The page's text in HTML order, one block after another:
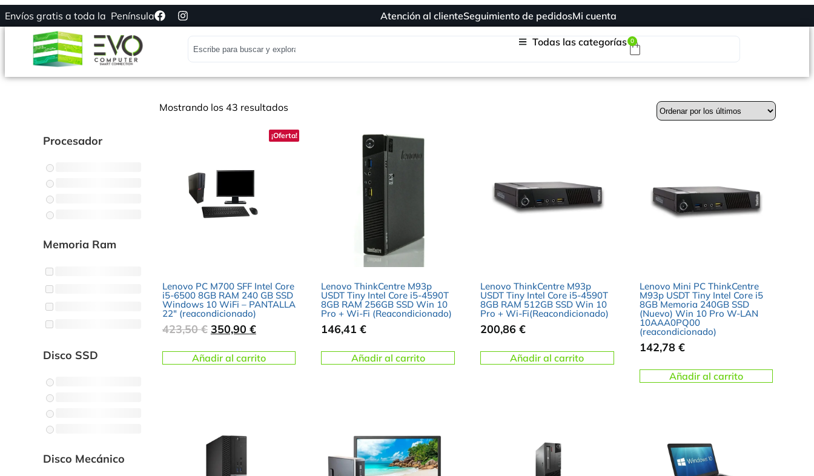
Envíos gratis a toda la Península Atención al clienteSeguimiento de pedidosMi cuenta
Todas las categorías 0
Procesador
Memoria Ram
Disco SSD
Disco Mecánico
Mostrando los 43 resultados
¡Oferta!
Lenovo PC M700 SFF Intel Core
i5-6500 8GB RAM 240 GB SSD
Windows 10 WiFi – PANTALLA
22″ (reacondicionado)
423,50€ 350,90 €
Añadir al carrito
Lenovo ThinkCentre M93p
USDT Tiny Intel Core i5-4590T
8GB RAM 256GB SSD Win 10
Pro + Wi-Fi (Reacondicionado)
146,41€
Añadir al carrito
Lenovo ThinkCentre M93p
USDT Tiny Intel Core i5-4590T
8GB RAM 512GB SSD Win 10
Pro + Wi-Fi(Reacondicionado)
200,86€
Añadir al carrito
Lenovo Mini PC ThinkCentre
M93p USDT Tiny Intel Core i5
8GB Memoria 240GB SSD
(Nuevo) Win 10 Pro W-LAN
10AAA0PQ00
(reacondicionado)
142,78 €
Añadir al carrito